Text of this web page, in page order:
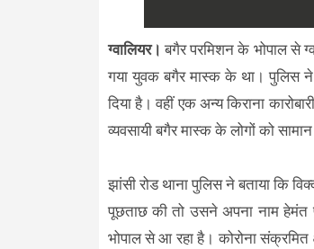
ग्वालियर। बगैर परमिशन के भोपाल से
गया युवक बगैर मास्क के था। पुलिस
दिया है। वहीं एक अन्य किराना
व्यवसायी बगैर मास्क के लोगों को
झांसी रोड थाना पुलिस ने बताया कि
पूछताछ की तो उसने अपना नाम हेमंत
भोपाल से आ रहा है। कोरोना